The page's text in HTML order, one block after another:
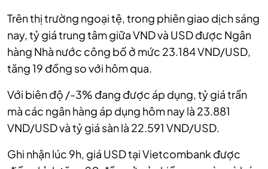
Trên thị trường ngoại tệ, trong phiên giao dịch sáng
nay, tỷ giá trung tâm giữa VND và USD được Ngân
hàng Nhà nước công bố ở mức 23.184 VND/USD,
tăng 19 đồng so với hôm qua.
Với biên độ /-3% đang được áp dụng, tỷ giá trần
mà các ngân hàng áp dụng hôm nay là 23.881
VND/USD và tỷ giá sàn là 22.591 VND/USD.
Ghi nhận lúc 9h, giá USD tại Vietcombank được